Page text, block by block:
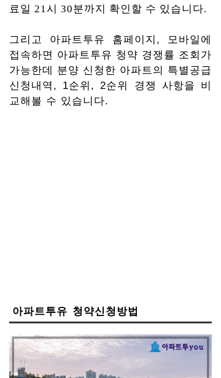
료일 21시 30분까지 확인할 수 있습니다.
그리고 아파트투유 홈페이지, 모바일에
접속하면 아파트투유 청약 경쟁률 조회가
가능한데 분양 신청한 아파트의 특별공급
신청내역, 1순위, 2순위 경쟁 사항을 비
교해볼 수 있습니다.
아파트투유 청약신청방법